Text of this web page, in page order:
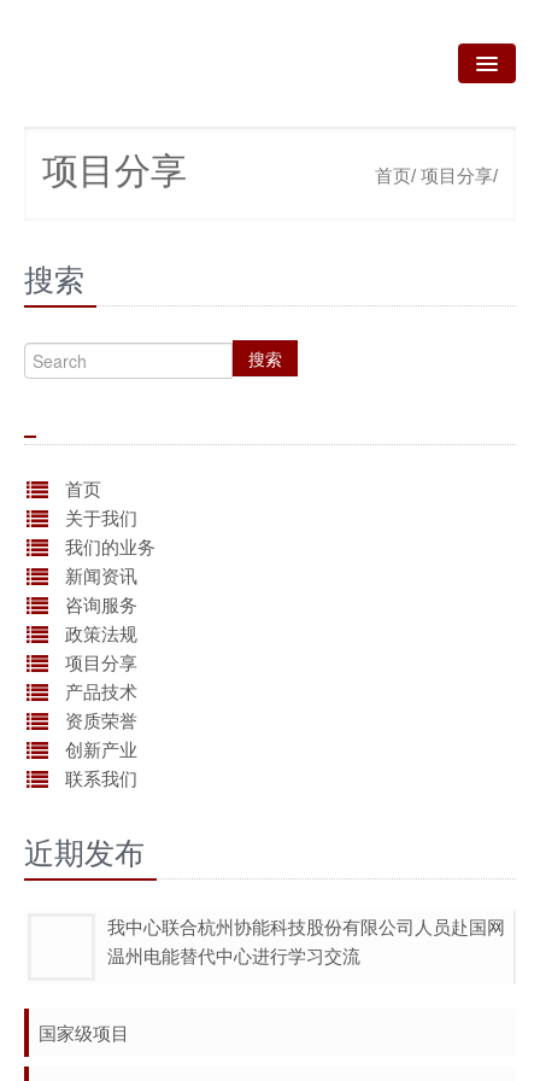
关于我们
新闻资讯
资质荣誉
联系我们
项目分享 首页/ 项目分享/
搜索
搜索
首页
关于我们
我们的业务
新闻资讯
咨询服务
政策法规
项目分享
产品技术
资质荣誉
创新产业
联系我们
近期发布
我中心联合杭州协能科技股份有限公司人员赴国网
温州电能替代中心进行学习交流
国家级项目